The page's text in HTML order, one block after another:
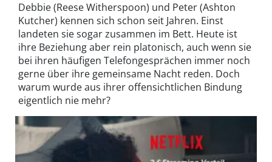
Debbie (Reese Witherspoon) und Peter (Ashton
Kutcher) kennen sich schon seit Jahren. Einst
landeten sie sogar zusammen im Bett. Heute ist
ihre Beziehung aber rein platonisch, auch wenn sie
bei ihren häufigen Telefongesprächen immer noch
gerne über ihre gemeinsame Nacht reden. Doch
warum wurde aus ihrer offensichtlichen Bindung
eigentlich nie mehr?